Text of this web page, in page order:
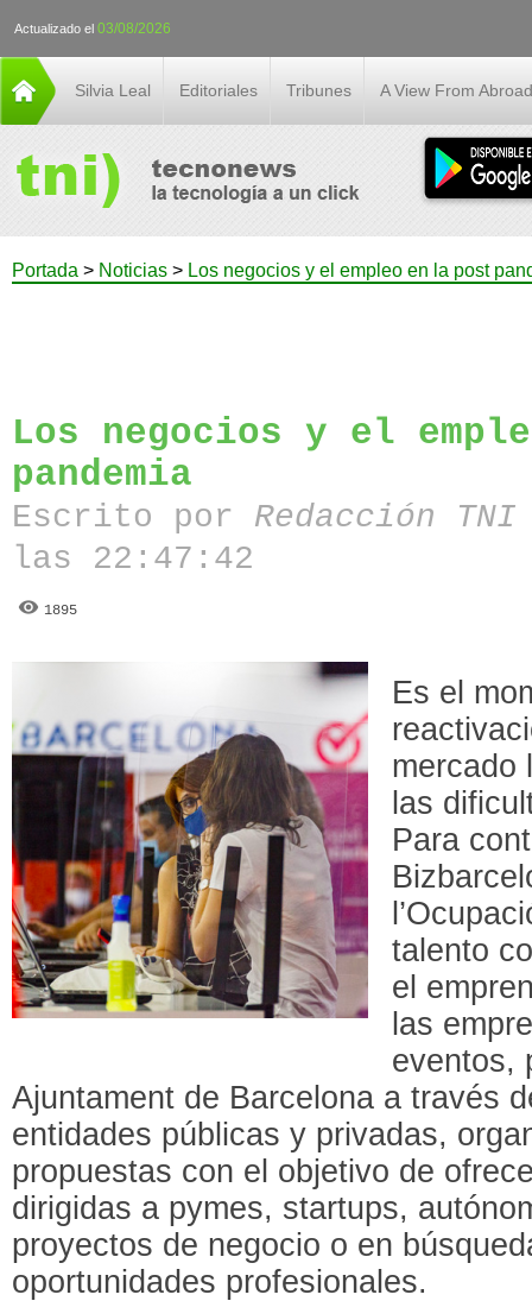
Actualizado el 03/08/2026
Silvia Leal Editoriales Tribunes A View From Abroad
Portada > Noticias > Los negocios y el empleo en la post
Los negocios y el
pandemia
Escrito por Redacción
las 22:47:42
1895
Es el
mercado
las
Para
talento
el
las
eventos,
Ajuntament de Barcelona a través
entidades públicas y privadas,
propuestas con el objetivo de
dirigidas a pymes, startups,
proyectos de negocio o en
oportunidades profesionales.